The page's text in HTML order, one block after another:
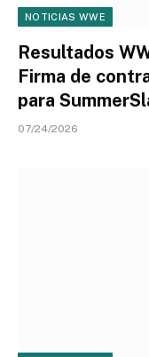
NOTICIAS WWE
Resultados
Firma de
para
07/24/2026